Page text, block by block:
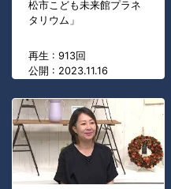
松市こども未来館プラネ
タリウム」
再生 : 913回
公開 : 2023.11.16